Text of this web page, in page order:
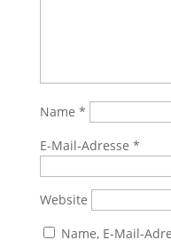
Name *
E-Mail-Adresse *
Website
Name, E-Mail-